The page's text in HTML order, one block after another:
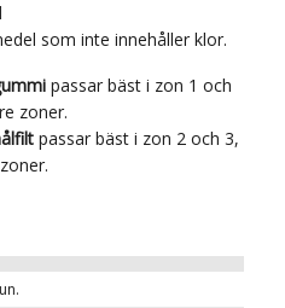
som inte innehåller klor.
passar bäst i zon 1 och
zoner.
passar bäst i zon 2 och 3,